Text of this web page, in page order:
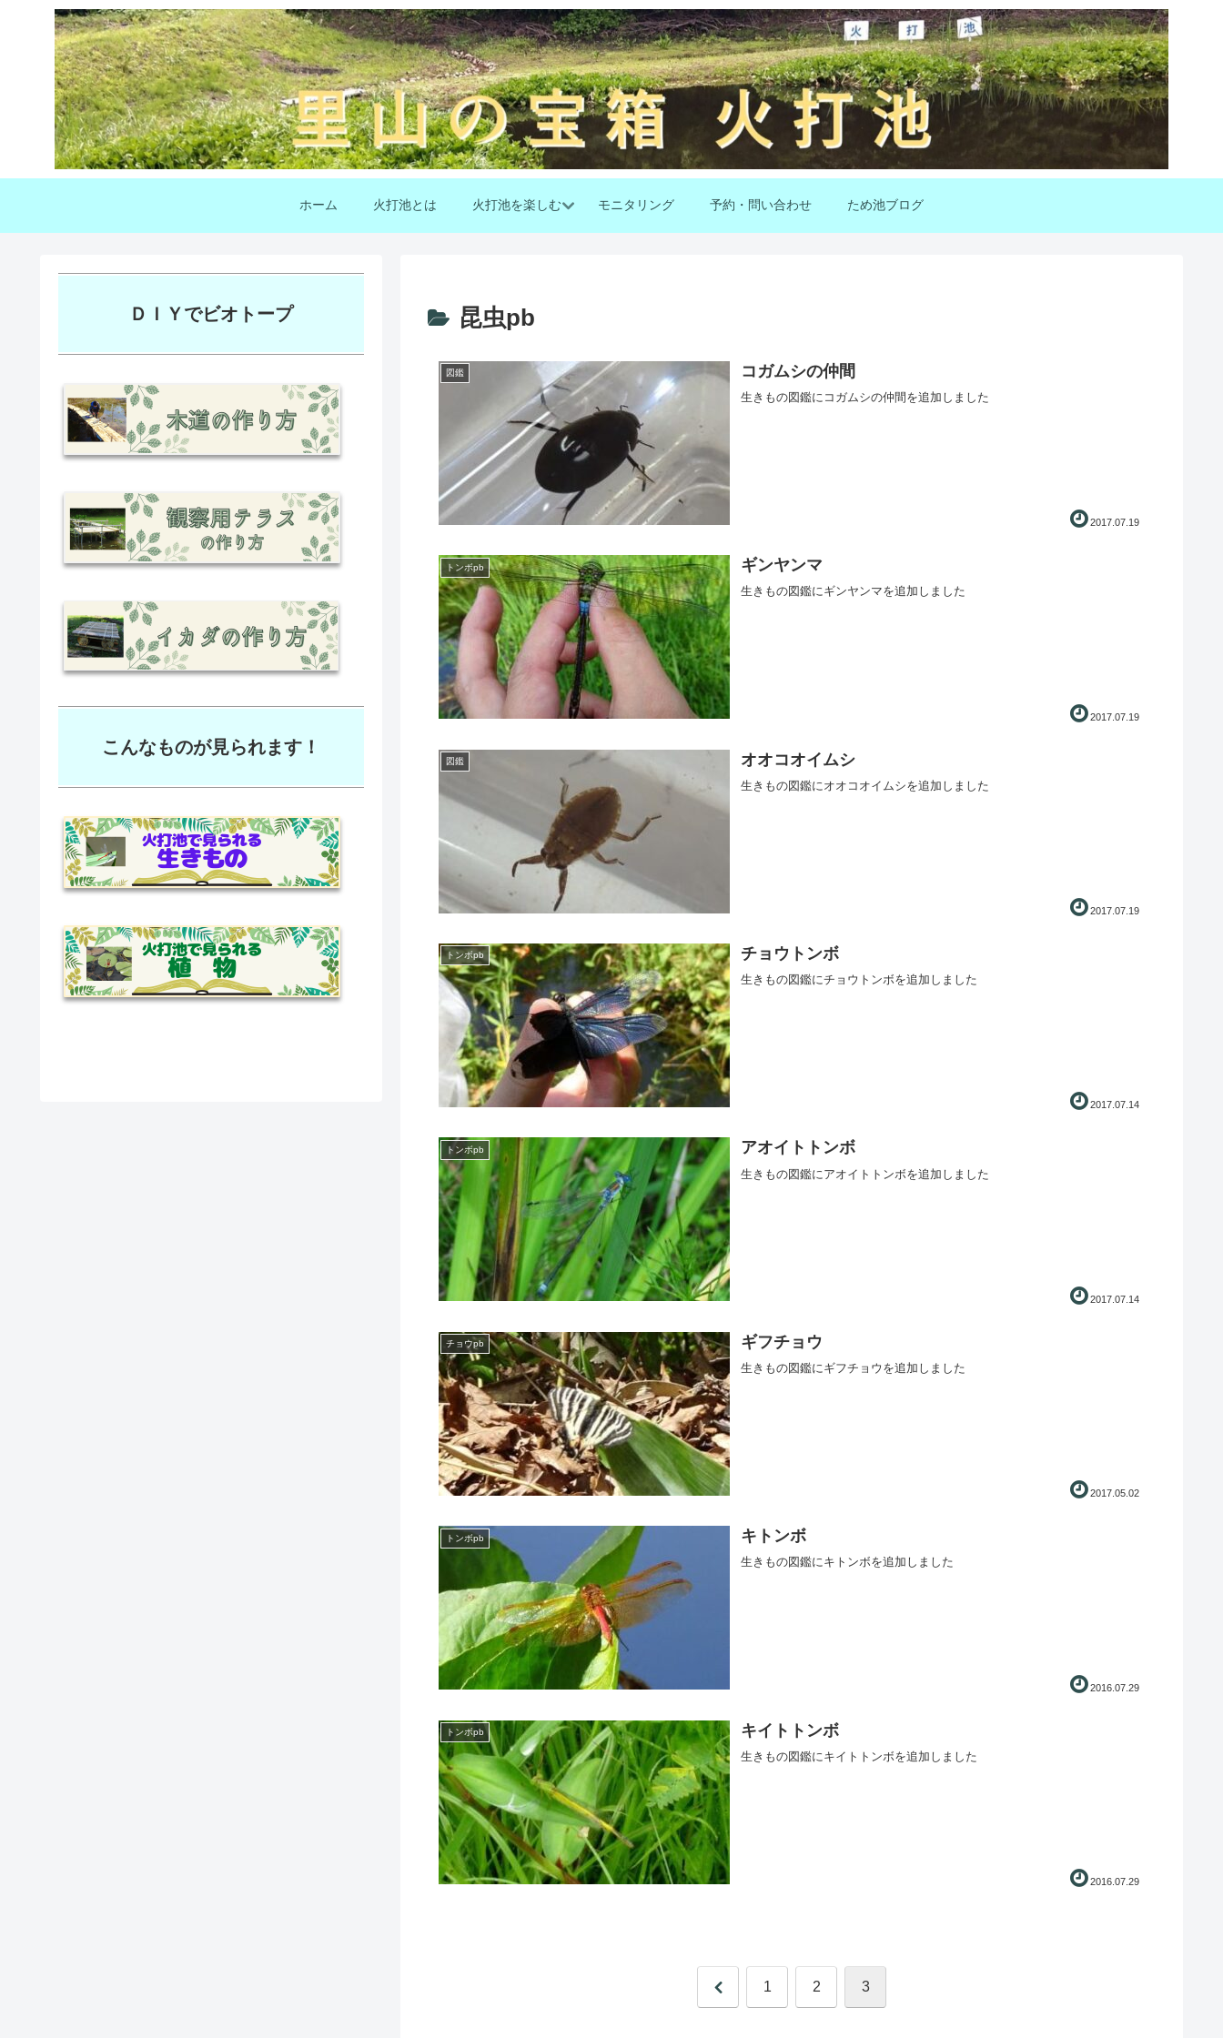
ホーム 火打池とは 火打池を楽しむ モニタリング 予約・問い合わせ ため池ブログ
昆虫pb
図鑑 コガムシの仲間
生きもの図鑑にコガムシの仲間を追加しました
2017.07.19
トンボpb ギンヤンマ
生きもの図鑑にギンヤンマを追加しました
2017.07.19
図鑑 オオコオイムシ
生きもの図鑑にオオコオイムシを追加しました
2017.07.19
トンボpb チョウトンボ
生きもの図鑑にチョウトンボを追加しました
2017.07.14
トンボpb アオイトトンボ
生きもの図鑑にアオイトトンボを追加しました
2017.07.14
チョウpb ギフチョウ
生きもの図鑑にギフチョウを追加しました
2017.05.02
トンボpb キトンボ
生きもの図鑑にキトンボを追加しました
2016.07.29
トンボpb キイトトンボ
生きもの図鑑にキイトトンボを追加しました
2016.07.29
前 1 2 3
ＤＩＹでビオトープ
こんなものが見られます！